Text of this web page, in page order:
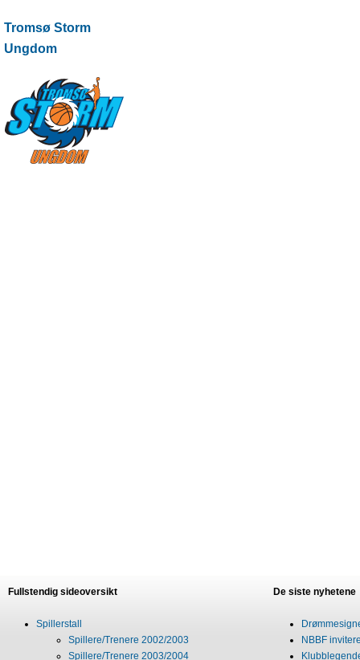
Tromsø Storm
Ungdom
Fullstendig sideoversikt
Spillerstall
Spillere/Trenere 2002/2003
Spillere/Trenere 2003/2004
De siste nyhetene
NBBF